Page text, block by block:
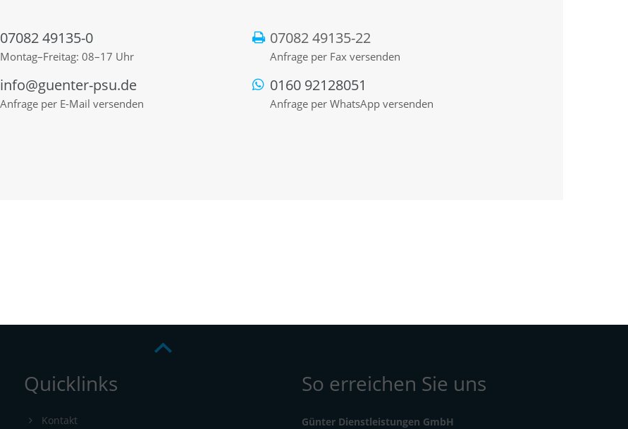
07082 49135-0
Montag–Freitag: 08–17 Uhr
07082 49135-22
Anfrage per Fax versenden
info@guenter-psu.de
Anfrage per E-Mail versenden
0160 92128051
Anfrage per WhatsApp versenden
Quicklinks
Kontakt
So erreichen Sie uns
Günter Dienstleistungen GmbH